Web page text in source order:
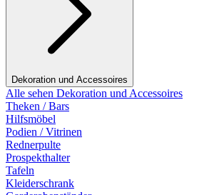
Dekoration und Accessoires
Alle sehen Dekoration und Accessoires
Theken / Bars
Hilfsmöbel
Podien / Vitrinen
Rednerpulte
Prospekthalter
Tafeln
Kleiderschrank